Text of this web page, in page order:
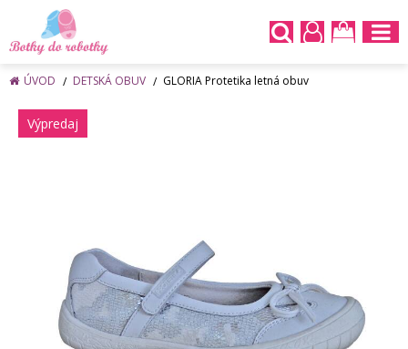
ÚVOD DETSKÁ OBUV GLORIA Protetika letná obuv
Výpredaj